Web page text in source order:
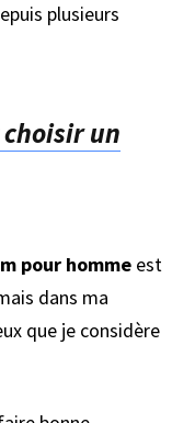
plusieurs
un
pour homme est
dans ma
que je considère